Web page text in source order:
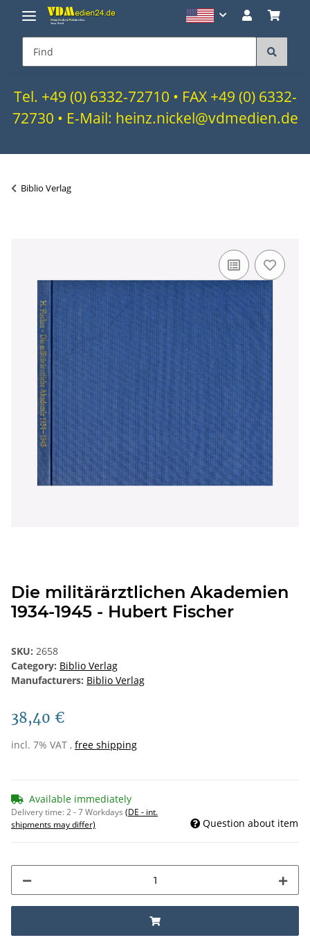
Tel. +49 (0) 6332-72710 • FAX +49 (0) 6332-
72730 • E-Mail: heinz.nickel@vdmedien.de
Biblio Verlag
Die militärärztlichen Akademien
1934-1945 - Hubert Fischer
SKU: 2658
Category: Biblio Verlag
Manufacturers: Biblio Verlag
38,40 €
incl. 7% VAT , free shipping
Available immediately
Delivery time:2 - 7 Workdays (DE - int.
shipments may differ)
Question about item